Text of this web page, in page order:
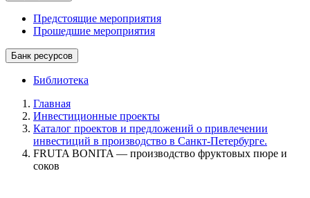
Предстоящие мероприятия
Прошедшие мероприятия
Банк ресурсов
Библиотека
Главная
Инвестиционные проекты
Каталог проектов и предложений о привлечении
инвестиций в производство в Санкт-Петербурге.
FRUTA BONITA — производство фруктовых пюре и
соков